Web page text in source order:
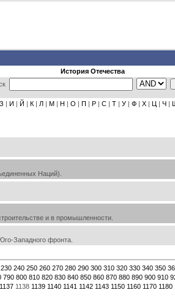
История Отечества
З | И | Й | К | Л | М | Н | О | П | Р | С | Т | У | Ф | Х | Ц | Ч |
Наций).
и в промышленности.
Западного фронта.
230 240 250 260 270 280 290 300 310 320 330 340 350
790 800 810 820 830 840 850 860 870 880 890 900 910
11371138 1139 1140 1141 1142 1143 1150 1160 1170 1180